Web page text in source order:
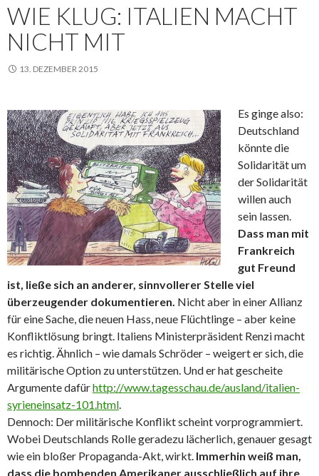
WIE KLUG: ITALIEN MACHT
NICHT MIT
13. DEZEMBER 2015
Es ginge also:
Deutschland
könnte die
Solidarität um
der Solidarität
willen auch
sein lassen.
Dass man mit
Frankreich
gut Freund
ist, ließe sich an anderer, sinnvollerer Stelle viel
überzeugender dokumentieren. Nicht aber in einer Allianz
für eine Sache, die neuen Hass, neue Flüchtlinge – aber keine
Konfliktlösung bringt. Italiens Ministerpräsident Renzi macht
es richtig. Ähnlich – wie damals Schröder – weigert er sich, die
militärische Option zu unterstützen. Und er hat gescheite
Argumente dafürhttp://www.tagesschau.de/ausland/italien-
syrieneinsatz-101.html
Dennoch: Der militärische Konflikt scheint vorprogrammiert.
Wobei Deutschlands Rolle geradezu lächerlich, genauer gesagt
wie ein bloßer Propaganda-Akt, wirkt. Immerhin weiß man,
dass die bombenden Amerikaner ausschließlich auf ihre